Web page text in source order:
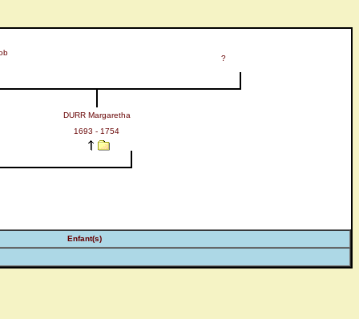
?
DURR Margaretha
1693 - 1754
Enfant(s)